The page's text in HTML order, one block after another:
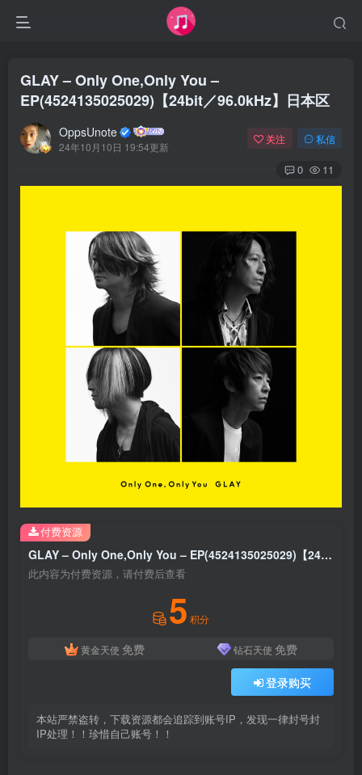
GLAY – Only One,Only You –
EP(4524135025029)【24bit／96.0kHz】日本区
OppsUnote
24年10月10日 19:54更新
关注 私信
0 11
GLAY – Only One,Only You – EP(4524135025029)【24bit／96.0kHz】日本区
此内容为付费资源，请付费后查看
5 积分
黄金天使 免费 钻石天使 免费
登录购买
本站严禁盗转，下载资源都会追踪到账号IP，发现一律封号封
IP处理！！珍惜自己账号！！
付费资源